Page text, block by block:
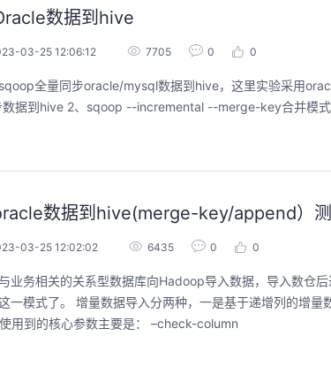
数据到hive
03-25 12:06:12 7705 0 0
全量同步oracle/mysql数据到hive，这里实验采用
据到hive 2、sqoop --incremental --merge-key合并模
数据到hive(merge-key/append）
03-25 12:02:02 6435 0 0
业务相关的关系型数据库向Hadoop导入数据，导入数仓
一模式了。 增量数据导入分两种，一是基于递增列的增
用到的核心参数主要是： –check-column